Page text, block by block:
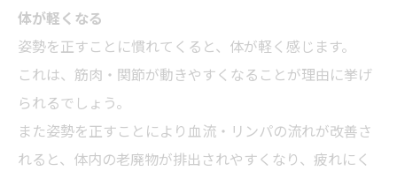
体が軽くなる
姿勢を正すことに慣れてくると、体が軽く感じます。
これは、筋肉・関節が動きやすくなることが理由に挙げ
られるでしょう。
また姿勢を正すことにより血流・リンパの流れが改善さ
れると、体内の老廃物が排出されやすくなり、疲れにく